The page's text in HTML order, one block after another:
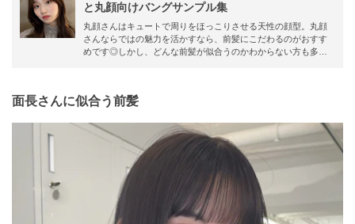
と丸顔向けバングサンプル集
丸顔さんはキュートで周りをほっこりさせる天性の顔型。丸顔
さんならではの魅力を活かすなら、前髪にこだわるのがおすす
めです◎しかし、どんな前髪が似合うのかわからない方も多い
面長さんに似合う前髪